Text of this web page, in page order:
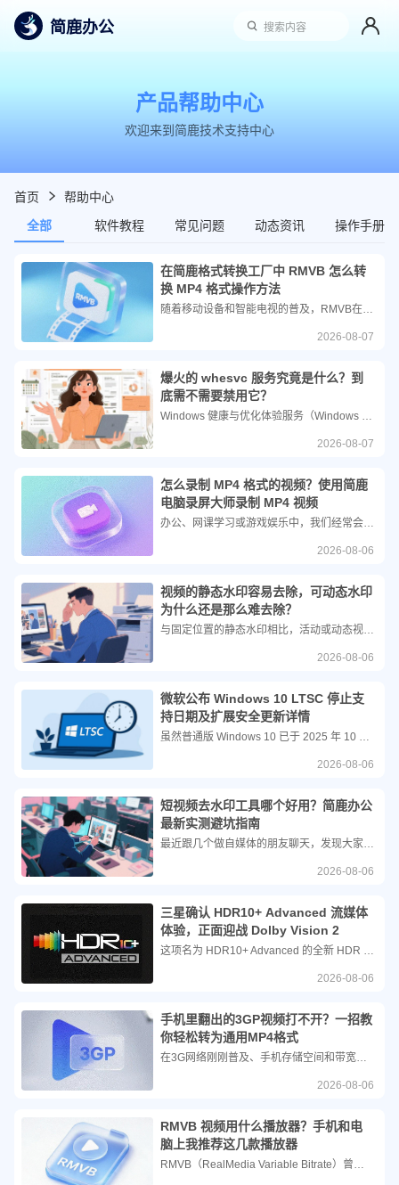
简鹿办公 搜索内容
产品帮助中心
欢迎来到简鹿技术支持中心
首页
帮助中心
全部
软件教程 常见问题 动态资讯 操作手册
在简鹿格式转换工厂中 RMVB 怎么转
换 MP4 格式操作方法
随着移动设备和智能电视的普及，RMVB在硬件解码支持和跨平台兼容性上的短板日益凸显。如今，绝大多数现代播放器和设备已不再原生支持该格式。因此，将老旧的RMVB视频转换为目前兼容性最强、应用最广的MP4格式，成为了重温经典影像的必经之路。
2026-08-07
爆火的 whesvc 服务究竟是什么？到
底需不需要禁用它？
Windows 健康与优化体验服务（Windows Health and Optimized Experiences，简称 whesvc） 是 Windows 11 中一项合法的系统服务。它并不会像传言中那样监视你的隐私，而是承担着多项实用的系统管理功能。在这篇文章中，您将跟着简鹿办公一起了解 whesvc 服务以及如何禁用它。
2026-08-07
怎么录制 MP4 格式的视频？使用简鹿
电脑录屏大师录制 MP4 视频
办公、网课学习或游戏娱乐中，我们经常会遇到需要录制屏幕画面的场景。虽然市面上有很多录屏软件，但找一款顺手且好用的工具非常重要。除了基础的录屏功能，我们还需要特别关注软件支持输出的视频格式。目前，MP4 凭借其极高的兼容性和适中的文件体积，成为了最主流的视频编码格式。
2026-08-06
视频的静态水印容易去除，可动态水印
为什么还是那么难去除？
与固定位置的静态水印相比，活动或动态视频水印之所以难以去除，主要是因为其打破了传统图像修复的静态假设，对算法的追踪、识别以及重建能力提出了极高的要求。结合目前的技术现状，主要难点集中在以下几个方面。
2026-08-06
微软公布 Windows 10 LTSC 停止支
持日期及扩展安全更新详情
虽然普通版 Windows 10 已于 2025 年 10 月正式停止支持，但 LTSC（长期服务通道）版本得益于其延长的生命周期，此前一直在持续接收更新。然而，这段“宽限期”现已进入最后几个月。微软正敦促 IT 管理员在 2027 年 1 月官方支持正式结束前，尽早开始规划系统迁移策略。
2026-08-06
短视频去水印工具哪个好用？简鹿办公
最新实测避坑指南
最近跟几个做自媒体的朋友聊天，发现大家都有一个共同的痛点：找素材的时候，短视频去水印工具太难选了。作为一个常年跟剪辑软件打交道的开发者，我最近花了一周时间，把市面上主流的几款去水印工具都跑了一遍。今天这篇内容，不讲虚的，直接给大家拆解到底该怎么选。
2026-08-06
三星确认 HDR10+ Advanced 流媒体
体验，正面迎战 Dolby Vision 2
这项名为 HDR10+ Advanced 的全新 HDR 格式将于本月登陆 Prime Video，预计三星 2026 款电视机型将提供支持。最让我感到意外的是，该格式直到去年 11 月才正式发布，比 Dolby Vision 2 晚了几个月，但三星依然成功实现了抢先上市。
2026-08-06
手机里翻出的3GP视频打不开？一招教
你轻松转为通用MP4格式
在3G网络刚刚普及、手机存储空间和带宽极其有限的年代，3GP凭借极高的压缩率，让视频文件体积变得非常小巧，从而实现了在低速网络下的快速传输与播放。它通常采用H.263或H.264视频编码，以及AMR或AAC音频编码。然而，这种极致的压缩是以牺牲画质为代价的，3GP视频的分辨率通常较低，画面颗粒感重，且功能相对单一。
2026-08-06
RMVB 视频用什么播放器？手机和电
脑上我推荐这几款播放器
RMVB（RealMedia Variable Bitrate）曾凭借高压缩比和较小的文件体积，在网络带宽受限的年代风靡一时。然而，随着 MP4、MKV 等格式的普及，许多现代播放器和系统自带工具逐渐放弃了对 RMVB 的原生支持。当你面对 RMVB 文件却提示“格式不支持”时，选择一款解码能力强、兼容性好且无流氓捆绑的播放器就显得尤为重要。